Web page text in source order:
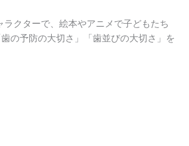
ラクターで、絵本やアニメで子どもたち
の予防の大切さ」「歯並びの大切さ」を